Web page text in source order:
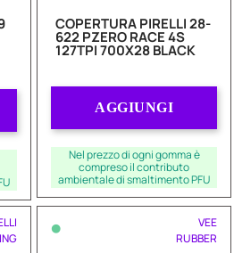
COPERTURA PIRELLI 28-
622 PZERO RACE 4S
127TPI 700X28 BLACK
AGGIUNGI
Nel prezzo di ogni gomma è
compreso il contributo
ambientale di smaltimento PFU
•
VEE
RUBBER